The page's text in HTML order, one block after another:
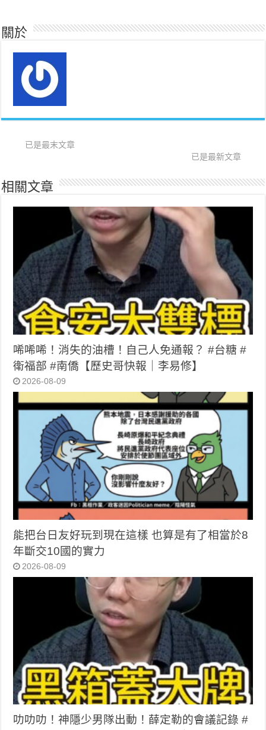
關於
已是最末文章
已是最新文章
相關文章
唏唏唏！消失的油槽！自己人免通報？ #台糖 #
衛福部 #南僑【歷史哥快報｜李易修】
2026-08-09
能把台日友好玩到現在這樣 也算是有了相當於8
年斷交10國的實力
2026-08-09
叻叻叻！神隱少男隊出動！薛定勒的會議記錄 #